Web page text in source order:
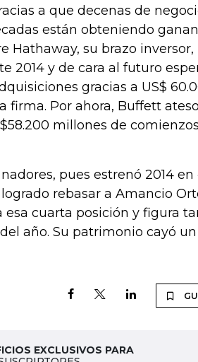
a que decenas de
están obteniendo
Hathaway, su brazo inversor,
2014 y de cara al futuro
gracias a US$
Por ahora, Buffett
millones de
pues estrenó 2014 en
rebasar a Amancio
cuarta posición y figura
año. Su patrimonio cayó un
EXCLUSIVOS PARA